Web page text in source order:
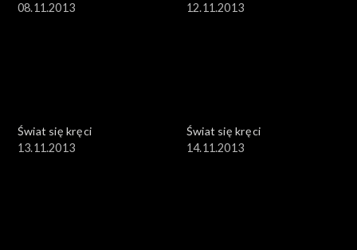
08.11.2013
12.11.2013
Świat się kręci
13.11.2013
Świat się kręci
14.11.2013